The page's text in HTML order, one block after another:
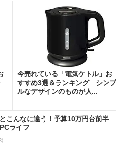
今売れている「電気ケトル」お
すすめ3選＆ランキング シンプ
ルなデザインのものが人...
とこんなに違う！予算10万円台前半
ライフ